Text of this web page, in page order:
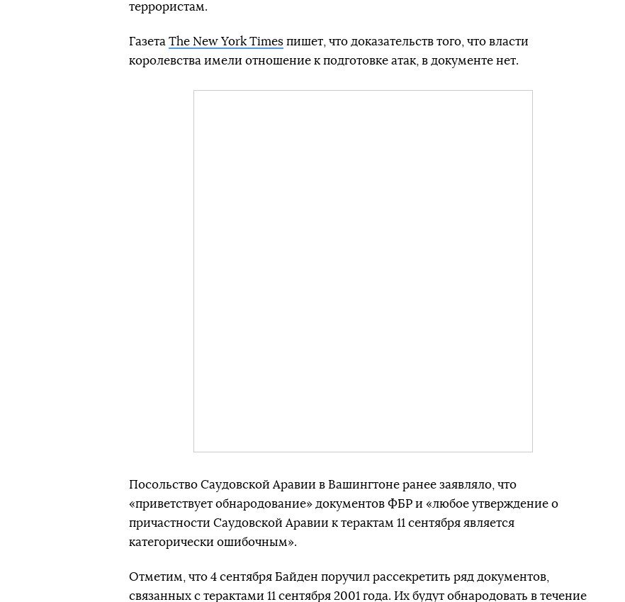
террористам.
Газета The New York Times пишет, что доказательств того, что власти
королевства имели отношение к подготовке атак, в документе нет.
Посольство Саудовской Аравии в Вашингтоне ранее заявляло, что
«приветствует обнародование» документов ФБР и «любое утверждение о
причастности Саудовской Аравии к терактам 11 сентября является
категорически ошибочным».
Отметим, что 4 сентября Байден поручил рассекретить ряд документов,
связанных с терактами 11 сентября 2001 года. Их будут обнародовать в течение